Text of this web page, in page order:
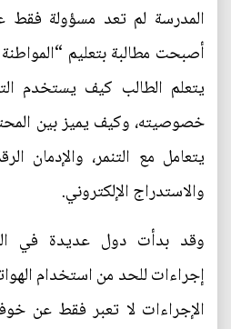
المدرسة لم تعد مسؤولة فقط
أصبحت مطالبة بتعليم
يتعلم الطالب كيف يستخدم
خصوصيته، وكيف يميز بين
يتعامل مع التنمر، والإدمان
والاستدراج الإلكتروني.
وقد بدأت دول عديدة في
إجراءات للحد من استخدام
الإجراءات لا تعبر فقط عن